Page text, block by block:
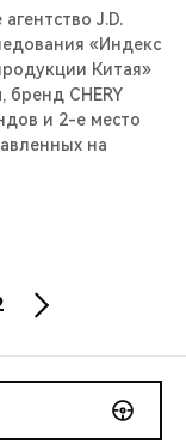
J.D.
«Индекс
Китая»
бренд CHERY
и 2-е место
на